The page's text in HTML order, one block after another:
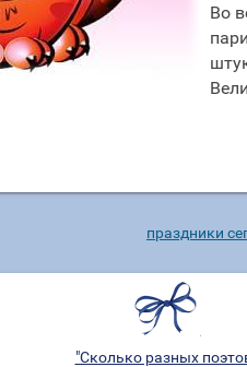
Во
праздники
"Сколько разных